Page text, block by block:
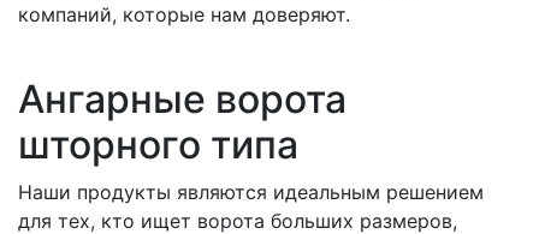
компаний, которые нам доверяют.
Ангарные ворота
шторного типа
Наши продукты являются идеальным решением
для тех, кто ищет ворота больших размеров,